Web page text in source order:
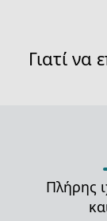
Γιατί να
Πλήρης